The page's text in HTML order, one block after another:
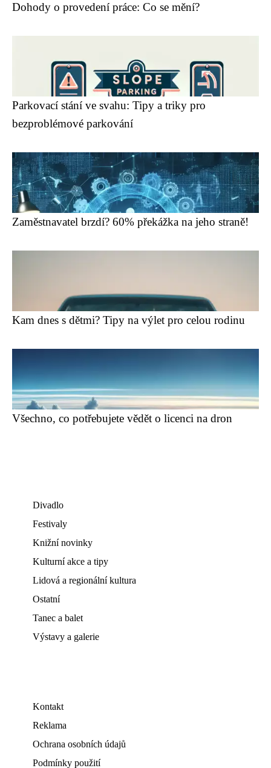
Dohody o provedení práce: Co se mění?
Parkovací stání ve svahu: Tipy a triky pro
bezproblémové parkování
Zaměstnavatel brzdí? 60% překážka na jeho straně!
Kam dnes s dětmi? Tipy na výlet pro celou rodinu
Všechno, co potřebujete vědět o licenci na dron
Divadlo
Festivaly
Knižní novinky
Kulturní akce a tipy
Lidová a regionální kultura
Ostatní
Tanec a balet
Výstavy a galerie
Kontakt
Reklama
Ochrana osobních údajů
Podmínky použití